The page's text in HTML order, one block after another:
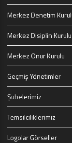
Merkez Denetim
Merkez Disiplin Kurulu
Merkez Onur Kurulu
Geçmiş Yönetimler
Şubelerimiz
Temsilciliklerimiz
Logolar Görseller